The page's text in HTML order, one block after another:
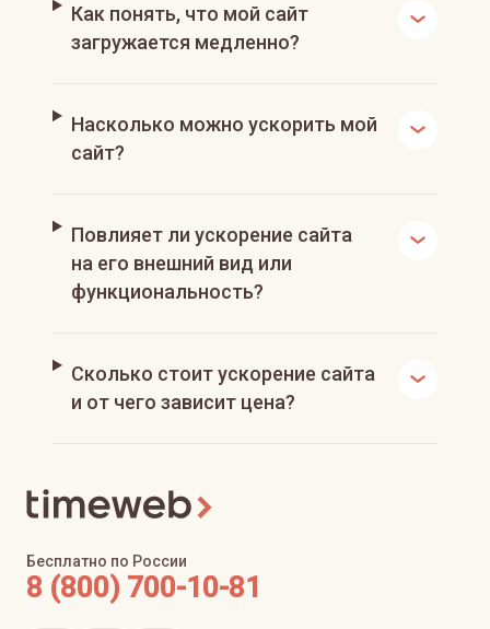
Как понять, что мой сайт
загружается медленно?
Насколько можно ускорить мой
сайт?
Повлияет ли ускорение сайта
на его внешний вид или
функциональность?
Сколько стоит ускорение сайта
и от чего зависит цена?
Бесплатно по России
8 (800) 700-10-81